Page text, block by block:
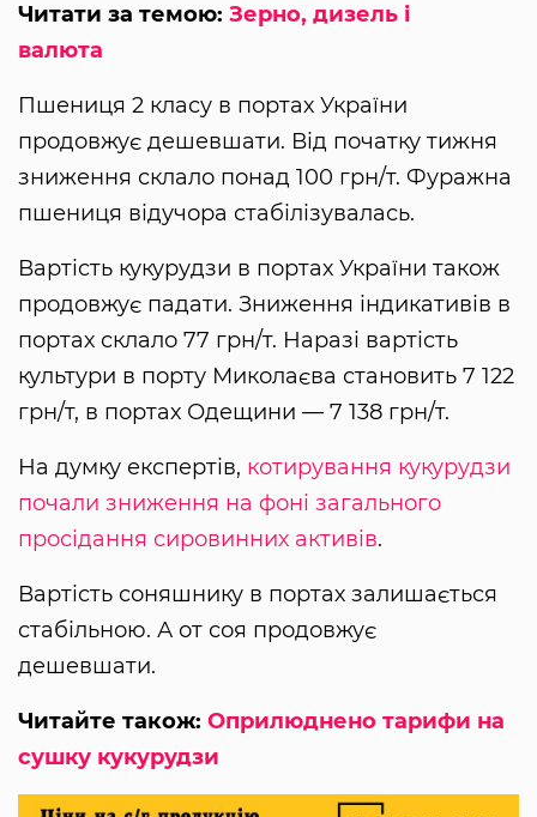
Читати за темою: Зерно, дизель і
валюта
Пшениця 2 класу в портах України
продовжує дешевшати. Від початку тижня
зниження склало понад 100 грн/т. Фуражна
пшениця відучора стабілізувалась.
Вартість кукурудзи в портах України також
продовжує падати. Зниження індикативів в
портах склало 77 грн/т. Наразі вартість
культури в порту Миколаєва становить 7 122
грн/т, в портах Одещини — 7 138 грн/т.
На думку експертів, котирування кукурудзи
почали зниження на фоні загального
просідання сировинних активів.
Вартість соняшнику в портах залишається
стабільною. А от соя продовжує
дешевшати.
Читайте також: Оприлюднено тарифи на
сушку кукурудзи